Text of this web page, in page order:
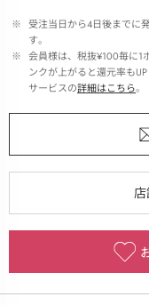
※ 受注当日から4日後までに
す。
※ 会員様は、税抜¥100毎に1
ンクが上がると還元率も
サービスの詳細はこちら。